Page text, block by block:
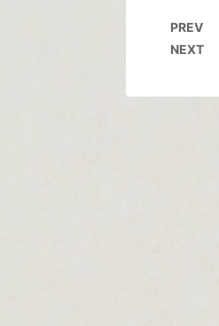
PREV
NEXT